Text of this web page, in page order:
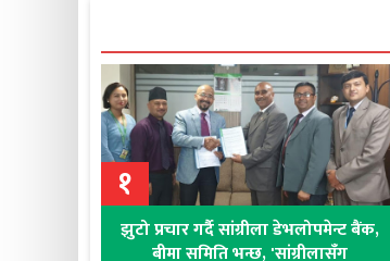
१
झुटो प्रचार गर्दै सांग्रीला डेभलोपमेन्ट बैंक,
बीमा समिति भन्छ, 'सांग्रीलासँग